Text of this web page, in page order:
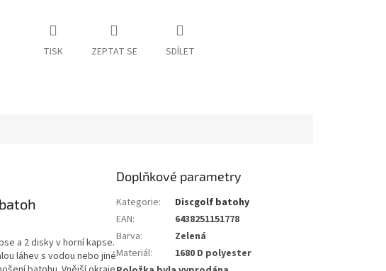
TISK ZEPTAT SE SDÍLET
a 2 disky v horní kapse.
láhev s vodou nebo jiné
Doplňkové parametry
Kategorie:
Discgolf batohy
EAN:
6438251151778
Barva:
Zelená
Materiál:
1680 D polyester